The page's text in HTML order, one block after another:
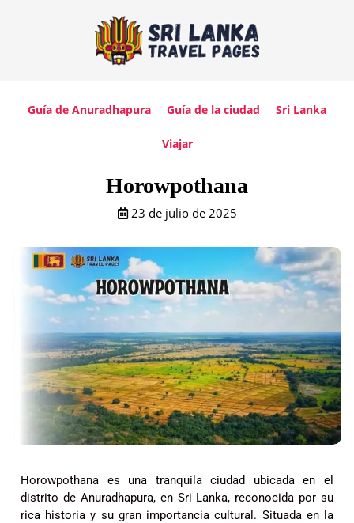
Guía de Anuradhapura Guía de la ciudad Sri Lanka
Viajar
Horowpothana
23 de julio de 2025
Horowpothana es una tranquila ciudad ubicada en el
distrito de Anuradhapura, en Sri Lanka, reconocida por su
rica historia y su gran importancia cultural. Situada en la